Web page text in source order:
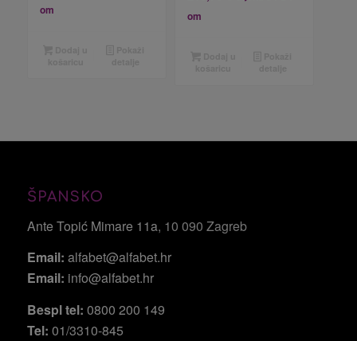
om
om
ŠPANSKO
Ante Topić Mimare 11a, 10 090 Zagreb
Email: alfabet@alfabet.hr
Email: info@alfabet.hr
Bespl tel: 0800 200 149
Tel: 01/3310-845